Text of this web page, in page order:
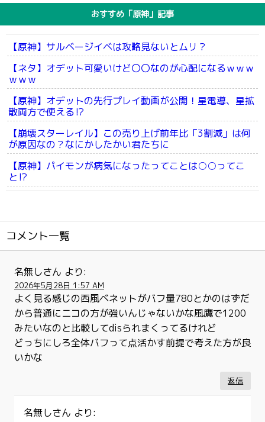
おすすめ「原神」記事
【原神】サルベージイベは攻略見ないとムリ？
【ネタ】オデット可愛いけど〇〇なのが心配になるｗｗｗ
ｗｗｗ
【原神】オデットの先行プレイ動画が公開！星電導、星拡
散両方で使える⁉
【崩壊スターレイル】この売り上げ前年比「3割減」は何
が原因なの？なにかしたかい君たちに
【原神】パイモンが病気になったってことは○○ってこ
と⁉
コメント一覧
名無しさん より:
2026年5月28日 1:57 AM
よく見る感じの西風ベネットがバフ量780とかのはずだ
から普通にニコの方が強いんじゃないかな風鷹で1200
みたいなのと比較してdisられまくってるけれど
どっちにしろ全体バフって点活かす前提で考えた方が良
いかな
返信
名無しさん より: